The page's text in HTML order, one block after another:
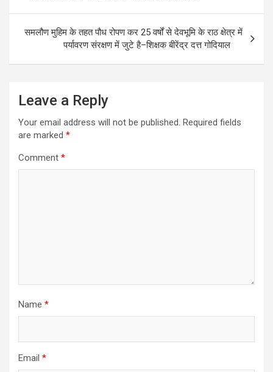
समलौण मुहिम के तहत पौध रोपण कर 25 वर्षों से देवभूमि के राठ क्षेत्र में
पर्यावरण संरक्षण में जुटे है–शिक्षक बीरेंद्र दत्त गोदियाल
Leave a Reply
Your email address will not be published. Required fields
are marked *
Comment *
Name *
Email *